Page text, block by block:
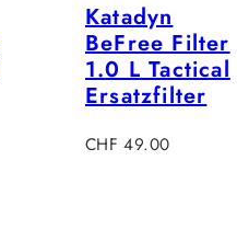
Katadyn
BeFree Filter
1.0 L Tactical
Ersatzfilter
Regulärer
CHF 49.00